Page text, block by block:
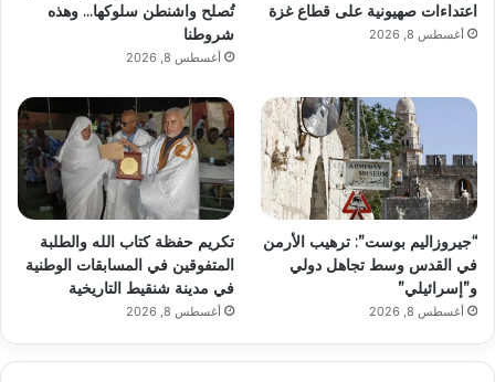
اعتداءات صهيونية على قطاع غزة
أغسطس 8, 2026
تُصلح واشنطن سلوكها… وهذه
شروطنا
أغسطس 8, 2026
“جيروزاليم بوست”: ترهيب الأرمن
في القدس وسط تجاهل دولي
و”إسرائيلي”
أغسطس 8, 2026
تكريم حفظة كتاب الله والطلبة
المتفوقين في المسابقات الوطنية
في مدينة شنقيط التاريخية
أغسطس 8, 2026